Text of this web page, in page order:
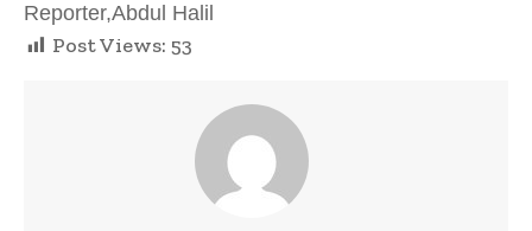
Reporter,Abdul Halil
Post Views: 53